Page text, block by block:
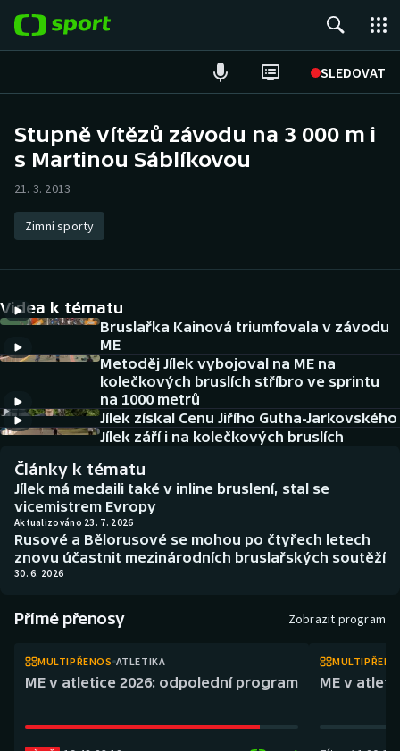
SLEDOVAT
ME v plavání
Hokej
DALŠÍ SPORTY
Americký fotbal
Atletika
Basketbal
Biatlon
Box
Curling
NEPŘEHLÉDNĚTE
Soutěže
Aplikace ČT sport
AZ kvíz
Stupně vítězů závodu na 3 000 m i
s Martinou Sáblíkovou
21. 3. 2013
Zimní sporty
Videa k tématu
Bruslařka Kainová triumfovala v závodu
ME
Metoděj Jílek vybojoval na ME na
kolečkových bruslích stříbro ve sprintu
na 1000 metrů
Jílek získal Cenu Jiřího Gutha-Jarkovského
Jílek září i na kolečkových bruslích
Články k tématu
Jílek má medaili také v inline bruslení, stal se
vicemistrem Evropy
Aktualizováno 23. 7. 2026
Rusové a Bělorusové se mohou po čtyřech letech
znovu účastnit mezinárodních bruslařských soutěží
30. 6. 2026
Přímé přenosy Zobrazit program
MULTIPŘENOS ATLETIKA
ME v atletice 2026: odpolední program ME v